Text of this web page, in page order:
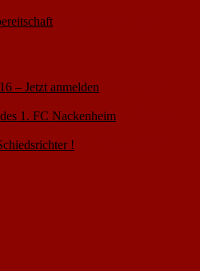
– Jetzt anmelden
1. FC Nackenheim
!